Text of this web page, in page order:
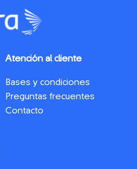
Atención al cliente
Bases y condiciones
Preguntas frecuentes
Contacto